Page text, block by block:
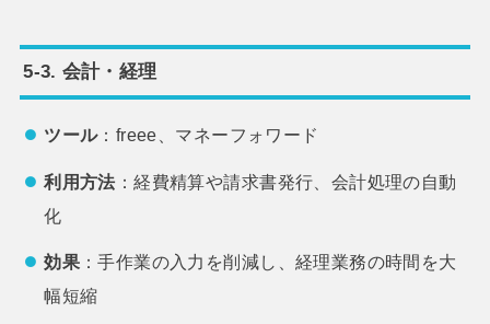
5-3. 会計・経理
ツール：freee、マネーフォワード
利用方法：経費精算や請求書発行、会計処理の自動
化
効果：手作業の入力を削減し、経理業務の時間を大
幅短縮